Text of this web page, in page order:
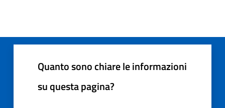
Quanto sono chiare le informazioni
su questa pagina?